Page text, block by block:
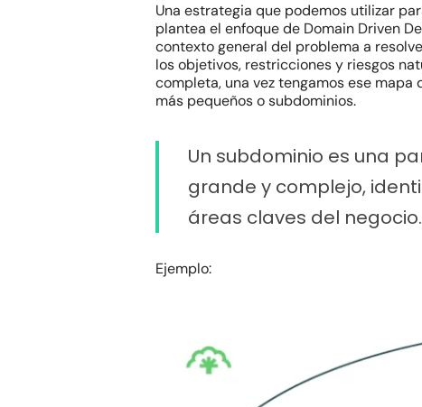
Una estrategia que podemos utilizar
plantea el enfoque de Domain Driven
contexto general del problema a
los objetivos, restricciones y riesgos
completa, una vez tengamos ese
más pequeños o subdominios.
Un subdominio es una
grande y complejo,
áreas claves del negocio.
Ejemplo: